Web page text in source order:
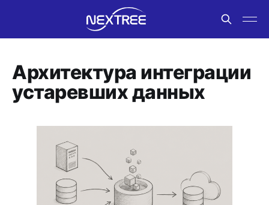
Архитектура интеграции
устаревших данных